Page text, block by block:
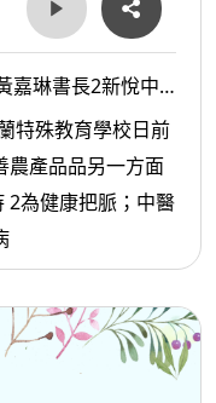
特殊教育學校日前
農產品品另一方面
2為健康把脈；中醫